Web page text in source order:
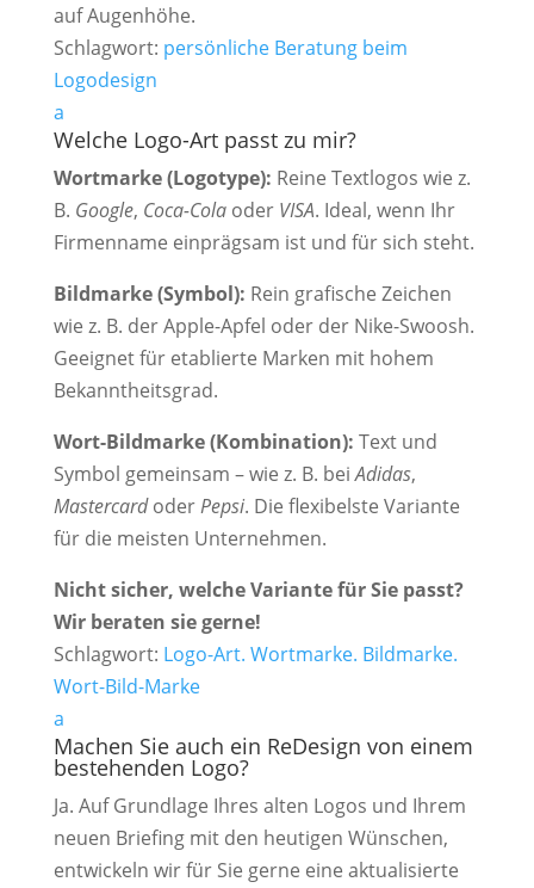
auf Augenhöhe.
Schlagwort: persönliche Beratung beim
Logodesign
a
Welche Logo-Art passt zu mir?
Wortmarke (Logotype): Reine Textlogos wie z.
B. Google, Coca-Colaoder VISA. Ideal, wenn Ihr
Firmenname einprägsam ist und für sich steht.
Bildmarke (Symbol): Rein grafische Zeichen
wie z. B. der Apple-Apfel oder der Nike-Swoosh.
Geeignet für etablierte Marken mit hohem
Bekanntheitsgrad.
Wort-Bildmarke (Kombination): Text und
Symbol gemeinsam – wie z. B. beiAdidas,
MastercardoderPepsi. Die flexibelste Variante
für die meisten Unternehmen.
Nicht sicher, welche Variante für Sie passt?
Wir beraten sie gerne!
Schlagwort: Logo-Art. Wortmarke. Bildmarke.
Wort-Bild-Marke
a
Machen Sie auch ein ReDesign von einem
bestehenden Logo?
Ja. Auf Grundlage Ihres alten Logos und Ihrem
neuen Briefing mit den heutigen Wünschen,
entwickeln wir für Sie gerne eine aktualisierte